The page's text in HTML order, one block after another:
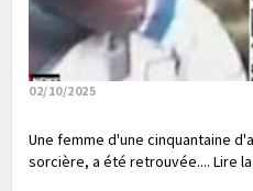
02/10/2025
Une femme d'une cinquantaine
sorcière, a été retrouvée.... Lire